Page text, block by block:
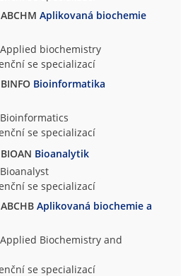
ABCHMAplikovaná biochemie
biochemistry
se specializací
Bioinformatika
se specializací
Bioanalytik
se specializací
Aplikovaná biochemie a
Biochemistry and
se specializací